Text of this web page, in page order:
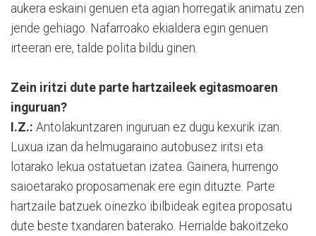
aukera eskaini genuen eta agian horregatik animatu zen
jende gehiago. Nafarroako ekialdera egin genuen
irteeran ere, talde polita bildu ginen.
Zein iritzi dute parte hartzaileek egitasmoaren
inguruan?
I.Z.: Antolakuntzaren inguruan ez dugu kexurik izan.
Luxua izan da helmugaraino autobusez iritsi eta
lotarako lekua ostatuetan izatea. Gainera, hurrengo
saioetarako proposamenak ere egin dituzte. Parte
hartzaile batzuek oinezko ibilbideak egitea proposatu
dute beste txandaren baterako. Herrialde bakoitzeko